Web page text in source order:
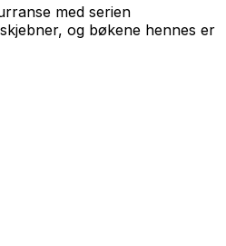
med serien
og bøkene hennes er